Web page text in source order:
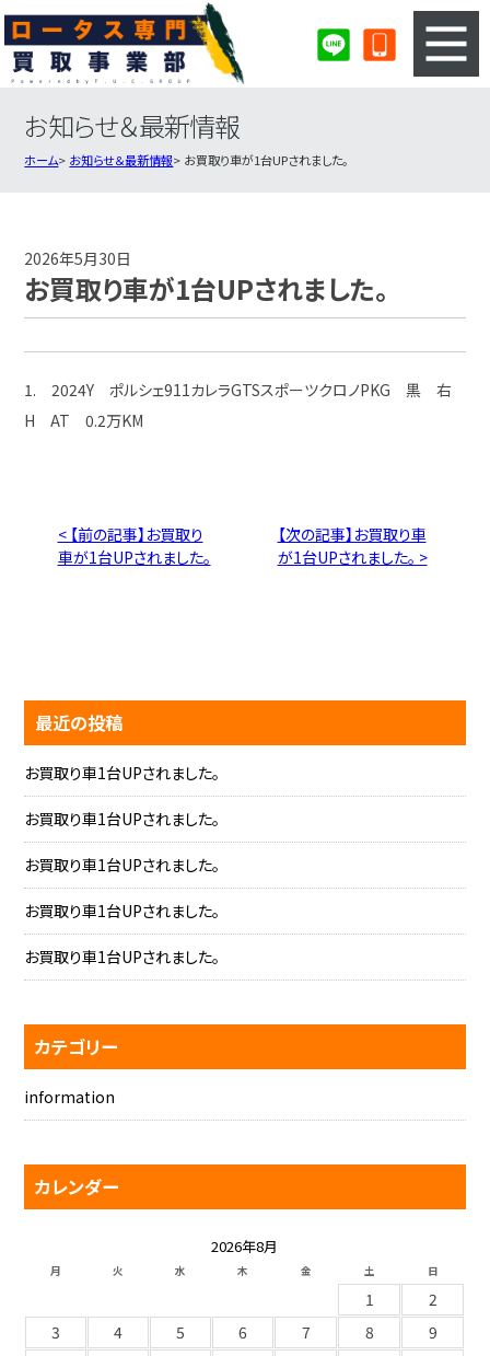
3ステップのカンタン査定
ロータス買取実績
お知らせ＆最新情報
ホーム お知らせ＆最新情報 お買取り車が1台UPされました。
2026年5月30日
お買取り車が1台UPされました。
1. 2024Y ポルシェ911カレラGTSスポーツクロノPKG 黒 右
H AT 0.2万KM
< 【前の記事】お買取り
車が1台UPされました。
【次の記事】お買取り車
が1台UPされました。 >
最近の投稿
お買取り車1台UPされました。
お買取り車1台UPされました。
お買取り車1台UPされました。
お買取り車1台UPされました。
お買取り車1台UPされました。
カテゴリー
information
カレンダー
2026年8月
月 火 水 木 金 土 日
1
2
3
4 5 6 7 8
9